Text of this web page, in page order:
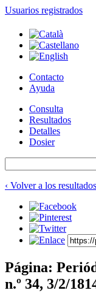
Usuarios registrados
Contacto
Ayuda
Consulta
Resultados
Detalles
Dosier
‹ Volver a los resultados
Página:
n.º 34, 3/2/